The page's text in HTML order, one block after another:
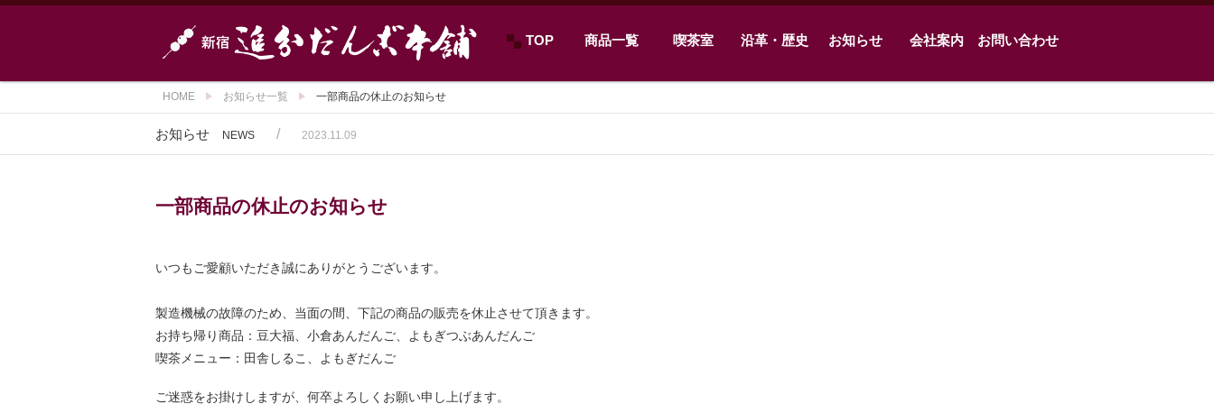
TOP 商品一覧 喫茶室 沿革・歴史 お知らせ 会社案内 お問い合わせ
HOME お知らせ一覧 一部商品の休止のお知らせ
お知らせ NEWS / 2023.11.09
一部商品の休止のお知らせ
いつもご愛顧いただき誠にありがとうございます。
製造機械の故障のため、当面の間、下記の商品の販売を休止させて頂きます。
お持ち帰り商品：豆大福、小倉あんだんご、よもぎつぶあんだんご
喫茶メニュー：田舎しるこ、よもぎだんご
ご迷惑をお掛けしますが、何卒よろしくお願い申し上げます。